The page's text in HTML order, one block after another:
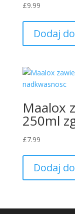
£9.99
Dodaj
Maalox
250ml
£7.99
Dodaj